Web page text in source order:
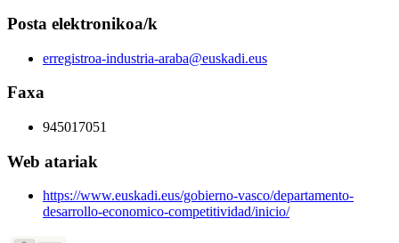
Posta elektronikoa/k
erregistroa-industria-araba@euskadi.eus
Faxa
945017051
Web atariak
https://www.euskadi.eus/gobierno-vasco/departamento-
desarrollo-economico-competitividad/inicio/